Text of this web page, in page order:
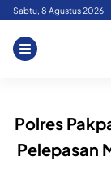
Skip
content
Sabtu, 8 Agustus 2026
Polres
Pelepasan